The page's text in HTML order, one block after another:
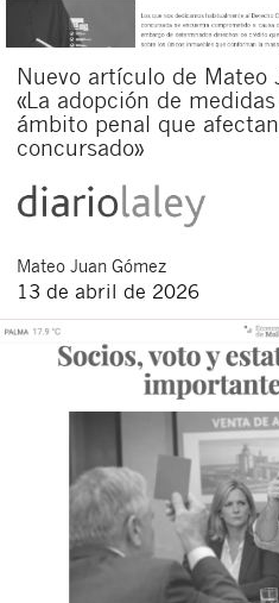
Nuevo artículo de Mateo
«La adopción de
ámbito penal que
concursado»
Mateo Juan Gómez
13 de abril de 2026